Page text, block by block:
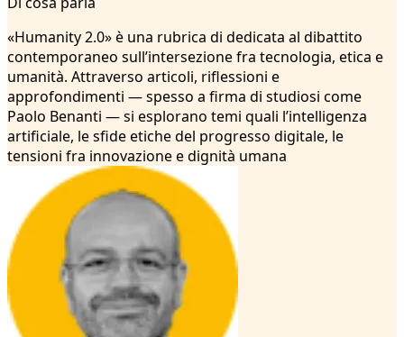
2
4
«Humanity 2.0» è una rubrica di dedicata al dibattito
contemporaneo sull’intersezione fra tecnologia, etica e
umanità. Attraverso articoli, riflessioni e
approfondimenti — spesso a firma di studiosi come
Paolo Benanti — si esplorano temi quali l’intelligenza
artificiale, le sfide etiche del progresso digitale, le
tensioni fra innovazione e dignità umana